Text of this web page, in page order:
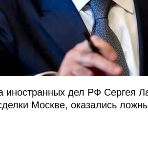
иностранных дел РФ Сергея
Москве, оказались